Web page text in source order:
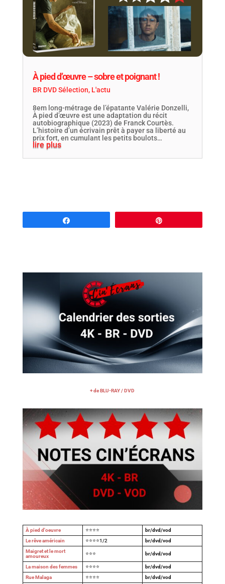
À pied d’œuvre – sobre et poignant !
BR DVD Sélection, L'actu
8em long-métrage de l’épatante Valérie Donzelli,
À pied d’œuvre est une adaptation du récit
autobiographique (2023) de Franck Courtès.
L’histoire d’un écrivain prêt à payer sa liberté au
prix fort, en cumulant les petits boulots…
lire plus
+ de BLU-RAY / DVD
À pied d'oeuvre ⭐⭐⭐⭐
br/dvd/vod
Le rêve américain
⭐⭐⭐⭐1/2
br/dvd/vod
Maigret et le mort
amoureux
⭐⭐⭐ br/dvd/vod
La maison des femmes ⭐⭐⭐⭐
br/dvd/vod
Rue Malaga
⭐⭐⭐⭐
br/dvd/vod